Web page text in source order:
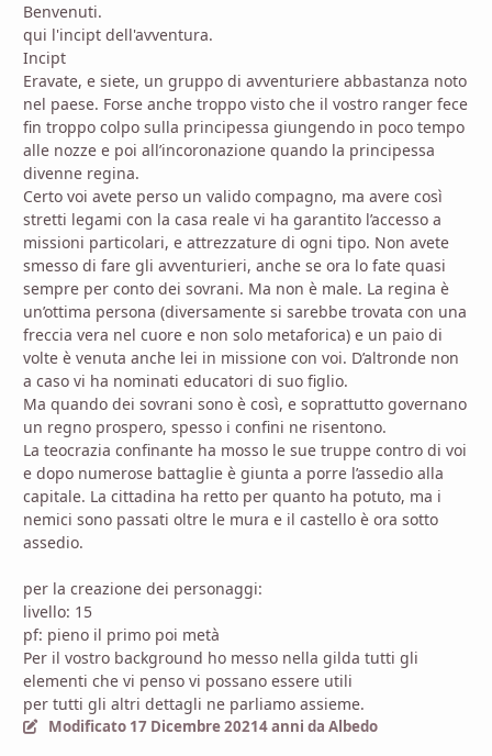
Benvenuti.
qui l'incipt dell'avventura.
Incipt
Eravate, e siete, un gruppo di avventuriere abbastanza noto
nel paese. Forse anche troppo visto che il vostro ranger fece
fin troppo colpo sulla principessa giungendo in poco tempo
alle nozze e poi all’incoronazione quando la principessa
divenne regina.
Certo voi avete perso un valido compagno, ma avere così
stretti legami con la casa reale vi ha garantito l’accesso a
missioni particolari, e attrezzature di ogni tipo. Non avete
smesso di fare gli avventurieri, anche se ora lo fate quasi
sempre per conto dei sovrani. Ma non è male. La regina è
un’ottima persona (diversamente si sarebbe trovata con una
freccia vera nel cuore e non solo metaforica) e un paio di
volte è venuta anche lei in missione con voi. D’altronde non
a caso vi ha nominati educatori di suo figlio.
Ma quando dei sovrani sono è così, e soprattutto governano
un regno prospero, spesso i confini ne risentono.
La teocrazia confinante ha mosso le sue truppe contro di voi
e dopo numerose battaglie è giunta a porre l’assedio alla
capitale. La cittadina ha retto per quanto ha potuto, ma i
nemici sono passati oltre le mura e il castello è ora sotto
assedio.
per la creazione dei personaggi:
livello: 15
pf: pieno il primo poi metà
Per il vostro background ho messo nella gilda tutti gli
elementi che vi penso vi possano essere utili
per tutti gli altri dettagli ne parliamo assieme.
Modificato 17 Dicembre 20214 anni da Albedo